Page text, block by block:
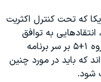
که تحت کنترل اکثریت
انتقادهایی به توافق
جامع احتمالی کشورهای عضو گروه ۱+۵ بر سر برنامه
که باید در مورد چنین
شود.